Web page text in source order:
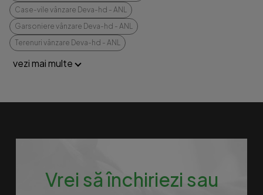
Case-vile vânzare Deva-hd - ANL
Garsoniere vânzare Deva-hd - ANL
Terenuri vânzare Deva-hd - ANL
vezi mai multe
Vrei să închiriezi sau